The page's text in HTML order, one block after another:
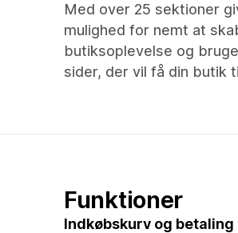
Med over 25 sektioner
mulighed for nemt at
butiksoplevelse og
sider, der vil få din butik
Funktioner
Indkøbskurv og betaling